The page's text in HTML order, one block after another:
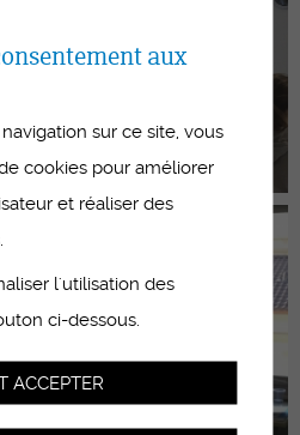
aux
sur ce site, vous
cookies pour améliorer
et réaliser des
l'utilisation des
ci-dessous.
ACCEPTER